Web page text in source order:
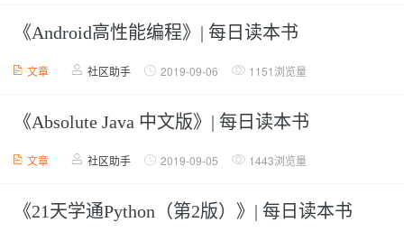
《Android高性能编程》| 每日读本书
文章 社区助手 2019-09-06 1151浏览量
《Absolute Java 中文版》| 每日读本书
文章 社区助手 2019-09-05 1443浏览量
《21天学通Python（第2版）》| 每日读本书